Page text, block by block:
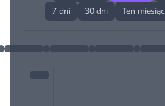
7 dni
30 dni Ten miesiąc